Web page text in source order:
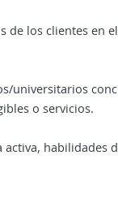
los clientes en
universitarios
o servicios.